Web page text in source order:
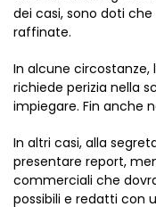
dei casi, sono doti
raffinate.
In alcune circostanze,
richiede perizia nella
impiegare. Fin anche
In altri casi, alla
presentare report,
commerciali che
possibili e redatti con